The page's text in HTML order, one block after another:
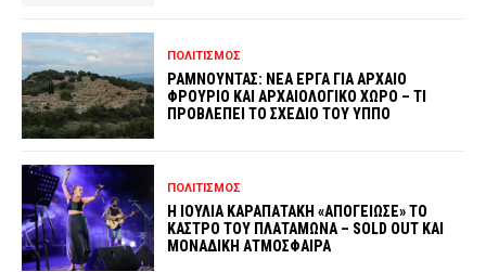
ΠΟΛΙΤΙΣΜΟΣ
ΡΑΜΝΟΥΝΤΑΣ: ΝΕΑ ΕΡΓΑ ΓΙΑ ΑΡΧΑΙΟ
ΦΡΟΥΡΙΟ ΚΑΙ ΑΡΧΑΙΟΛΟΓΙΚΟ ΧΩΡΟ – ΤΙ
ΠΡΟΒΛΕΠΕΙ ΤΟ ΣΧΕΔΙΟ ΤΟΥ ΥΠΠΟ
ΠΟΛΙΤΙΣΜΟΣ
Η ΙΟΥΛΙΑ ΚΑΡΑΠΑΤΑΚΗ «ΑΠΟΓΕΙΩΣΕ» ΤΟ
ΚΑΣΤΡΟ ΤΟΥ ΠΛΑΤΑΜΩΝΑ – SOLD OUT ΚΑΙ
ΜΟΝΑΔΙΚΗ ΑΤΜΟΣΦΑΙΡΑ